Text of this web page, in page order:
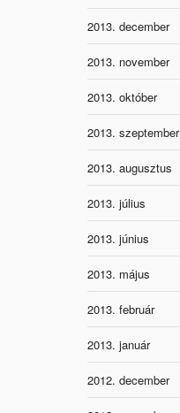
2013. december
2013. november
2013. október
2013. szeptember
2013. augusztus
2013. július
2013. június
2013. május
2013. február
2013. január
2012. december